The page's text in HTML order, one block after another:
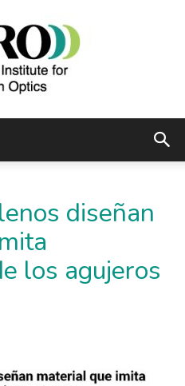
Milenio
Investigación
diseñan
los agujeros